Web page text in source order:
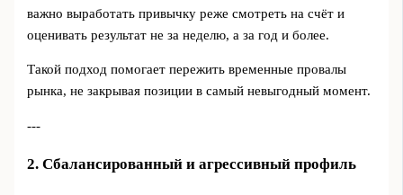
важно выработать привычку реже смотреть на счёт и
оценивать результат не за неделю, а за год и более.
Такой подход помогает пережить временные провалы
рынка, не закрывая позиции в самый невыгодный момент.
---
2. Сбалансированный и агрессивный профиль